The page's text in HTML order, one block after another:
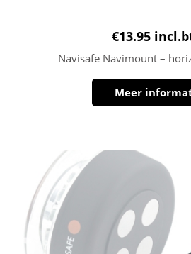
€13.95
Navisafe Navimount –
Meer